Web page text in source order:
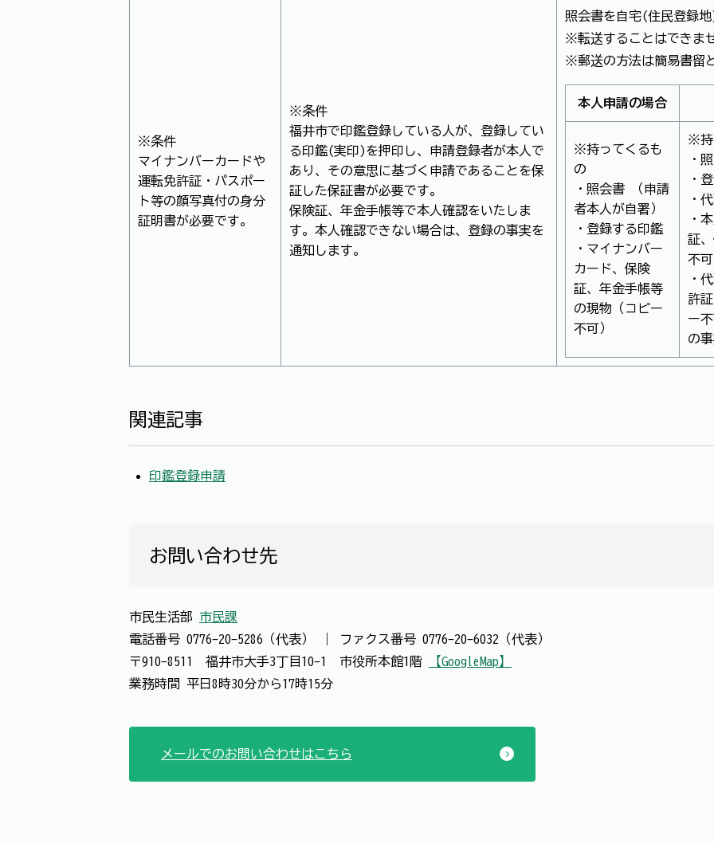
※条件
マイナンバーカードや
運転免許証・パスポー
ト等の顔写真付の身分
証明書が必要です。
※条件
福井市で印鑑登録している人が、登録してい
る印鑑(実印)を押印し、申請登録者が本人で
あり、その意思に基づく申請であることを保
証した保証書が必要です。
保険証、年金手帳等で本人確認をいたしま
す。本人確認できない場合は、登録の事実を
通知します。
照会書を自宅(住民登録地
※転送することはできま
※郵送の方法は簡易書留
本人申請の場合
※持ってくるも
の
・照会書 （申請
者本人が自署）
・登録する印鑑
・マイナンバー
カード、保険
証、年金手帳等
の現物（コピー
不可）
※持
・
・
・
・
証
不可
・
許
ー
の
関連記事
印鑑登録申請
お問い合わせ先
市民生活部 市民課
電話番号 0776-20-5286（代表） ファクス番号 0776-20-6032（代表）
〒910-8511 福井市大手3丁目10-1 市役所本館1階
【GoogleMap】
業務時間 平日8時30分から17時15分
メールでのお問い合わせはこちら